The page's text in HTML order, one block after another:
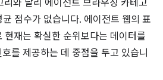
와 달리 에이전트 브라우징 카테고
점수가 없습니다. 에이전트 웹의 표
현재는 확실한 순위보다는 데이터를
를 제공하는 데 중점을 두고 있습니